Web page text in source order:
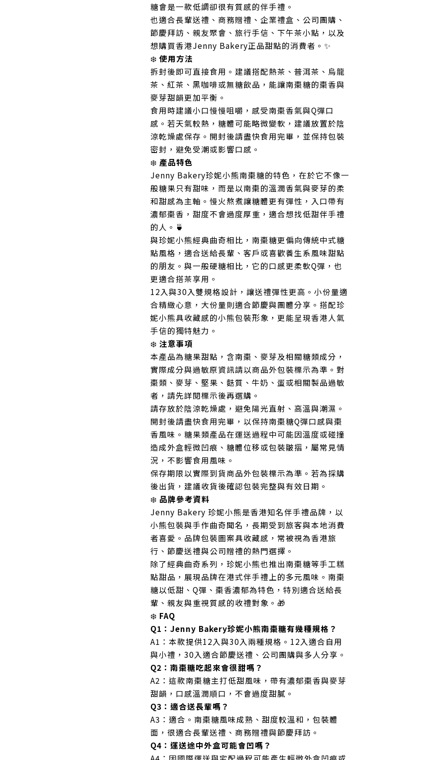
糖會是一款低調卻很有質感的伴手禮。
也適合長輩送禮、商務贈禮、企業禮盒、公司團購、
節慶拜訪、親友聚會、旅行手信、下午茶小點，以及
想購買香港Jenny Bakery正品甜點的消費者。✨
❄️ 使用方法
拆封後即可直接食用。建議搭配熱茶、普洱茶、烏龍
茶、紅茶、黑咖啡或無糖飲品，能讓南棗糖的棗香與
麥芽甜韻更加平衡。
食用時建議小口慢慢咀嚼，感受南棗香氣與Q彈口
感。若天氣較熱，糖體可能略微變軟，建議放置於陰
涼乾燥處保存。開封後請盡快食用完畢，並保持包裝
密封，避免受潮或影響口感。
❄️ 產品特色
Jenny Bakery珍妮小熊南棗糖的特色，在於它不像一
般糖果只有甜味，而是以南棗的溫潤香氣與麥芽的柔
和甜感為主軸。慢火熬煮讓糖體更有彈性，入口帶有
濃郁棗香，甜度不會過度厚重，適合想找低甜伴手禮
的人。🍵
與珍妮小熊經典曲奇相比，南棗糖更偏向傳統中式糖
點風格，適合送給長輩、客戶或喜歡養生系風味甜點
的朋友。與一般硬糖相比，它的口感更柔軟Q彈，也
更適合搭茶享用。
12入與30入雙規格設計，讓送禮彈性更高。小份量適
合精緻心意，大份量則適合節慶與團體分享。搭配珍
妮小熊具收藏感的小熊包裝形象，更能呈現香港人氣
手信的獨特魅力。
❄️ 注意事項
本產品為糖果甜點，含南棗、麥芽及相關糖類成分，
實際成分與過敏原資訊請以商品外包裝標示為準。對
棗類、麥芽、堅果、麩質、牛奶、蛋或相關製品過敏
者，請先詳閱標示後再選購。
請存放於陰涼乾燥處，避免陽光直射、高溫與潮濕。
開封後請盡快食用完畢，以保持南棗糖Q彈口感與棗
香風味。糖果類產品在運送過程中可能因溫度或碰撞
造成外盒輕微凹痕、糖體位移或包裝皺摺，屬常見情
況，不影響食用風味。
保存期限以實際到貨商品外包裝標示為準。若為採購
後出貨，建議收貨後確認包裝完整與有效日期。
❄️ 品牌參考資料
Jenny Bakery 珍妮小熊是香港知名伴手禮品牌，以
小熊包裝與手作曲奇聞名，長期受到旅客與本地消費
者喜愛。品牌包裝圖案具收藏感，常被視為香港旅
行、節慶送禮與公司贈禮的熱門選擇。
除了經典曲奇系列，珍妮小熊也推出南棗糖等手工糕
點甜品，展現品牌在港式伴手禮上的多元風味。南棗
糖以低甜、Q彈、棗香濃郁為特色，特別適合送給長
輩、親友與重視質感的收禮對象。🎁
❄️ FAQ
Q1：Jenny Bakery珍妮小熊南棗糖有幾種規格？
A1：本款提供12入與30入兩種規格。12入適合自用
與小禮，30入適合節慶送禮、公司團購與多人分享。
Q2：南棗糖吃起來會很甜嗎？
A2：這款南棗糖主打低甜風味，帶有濃郁棗香與麥芽
甜韻，口感溫潤順口，不會過度甜膩。
Q3：適合送長輩嗎？
A3：適合。南棗糖風味成熟、甜度較溫和，包裝體
面，很適合長輩送禮、商務贈禮與節慶拜訪。
Q4：運送途中外盒可能會凹嗎？